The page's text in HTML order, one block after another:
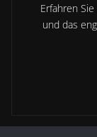
Erfahren
und das